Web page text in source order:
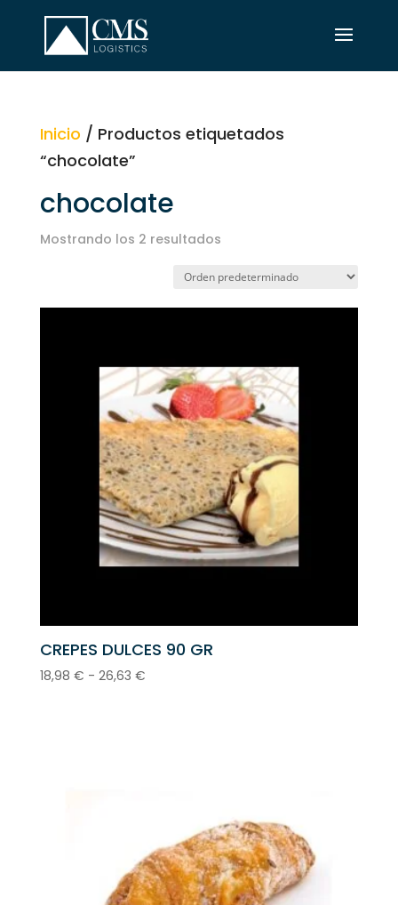
Inicio / Productos etiquetados
“chocolate”
chocolate
Mostrando los 2 resultados
CREPES DULCES 90 GR
18,98 € - 26,63 €Rango